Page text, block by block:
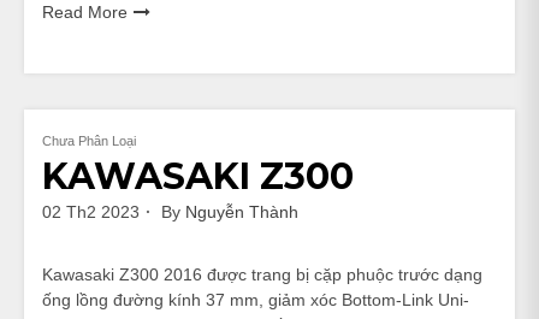
Read More
Chưa Phân Loại
KAWASAKI Z300
02 Th2 2023 By Nguyễn Thành
Kawasaki Z300 2016 được trang bị cặp phuộc trước dạng
ống lồng đường kính 37 mm, giảm xóc Bottom-Link Uni-